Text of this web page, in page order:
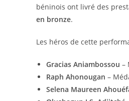
béninois ont livré des
en bronze.
Les héros de cette
Gracias Aniambossou –
Raph Ahonougan –
Selena Maureen